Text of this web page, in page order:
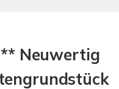
Neuwertig